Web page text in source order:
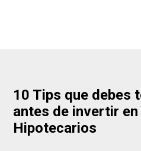
10 Tips que debes
antes de invertir en
Hipotecarios